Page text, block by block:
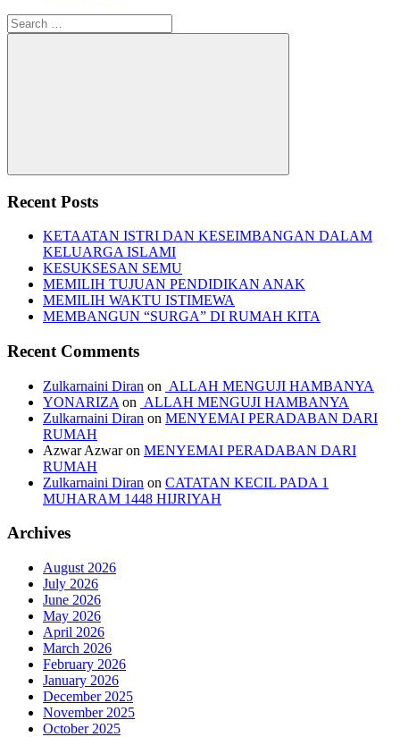
Search
for:
Search
Recent Posts
KETAATAN ISTRI DAN KESEIMBANGAN DALAM
KELUARGA ISLAMI
KESUKSESAN SEMU
MEMILIH TUJUAN PENDIDIKAN ANAK
MEMILIH WAKTU ISTIMEWA
MEMBANGUN “SURGA” DI RUMAH KITA
Recent Comments
Zulkarnaini Diran on ALLAH MENGUJI HAMBANYA
YONARIZA on ALLAH MENGUJI HAMBANYA
Zulkarnaini Diran on MENYEMAI PERADABAN DARI
RUMAH
Azwar Azwaron MENYEMAI PERADABAN DARI
RUMAH
Zulkarnaini Diran on CATATAN KECIL PADA 1
MUHARAM 1448 HIJRIYAH
Archives
August 2026
July 2026
June 2026
May 2026
April 2026
March 2026
February 2026
January 2026
December 2025
November 2025
October 2025